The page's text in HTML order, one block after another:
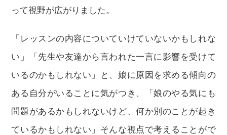
って視野が広がりました。
「レッスンの内容についていけていないかもしれな
い」「先生や友達から言われた一言に影響を受けて
いるのかもしれない」と、娘に原因を求める傾向の
ある自分がいることに気がつき、「娘のやる気にも
問題があるかもしれないけど、何か別のことが起き
ているかもしれない」そんな視点で考えることがで